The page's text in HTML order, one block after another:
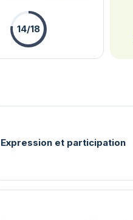
14/18
Expression et participation